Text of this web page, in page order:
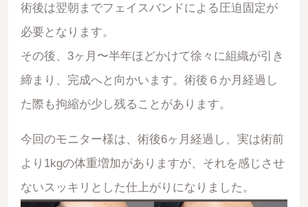
術後は翌朝までフェイスバンドによる圧迫固定が
必要となります。
その後、3ヶ月〜半年ほどかけて徐々に組織が引き
締まり、完成へと向かいます。術後６か月経過し
た際も拘縮が少し残ることがあります。
今回のモニター様は、術後6ヶ月経過し、実は術前
より1kgの体重増加がありますが、それを感じさせ
ないスッキリとした仕上がりになりました。